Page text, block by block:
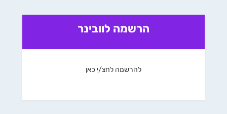
הרשמה לוובינר
להרשמה לחצ/י כאן